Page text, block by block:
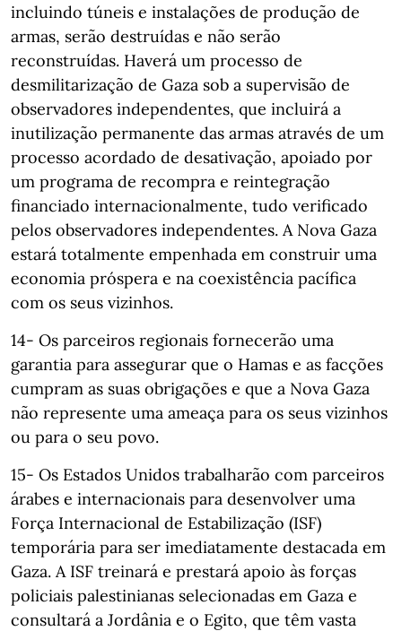
incluindo túneis e instalações de produção de
armas, serão destruídas e não serão
reconstruídas. Haverá um processo de
desmilitarização de Gaza sob a supervisão de
observadores independentes, que incluirá a
inutilização permanente das armas através de um
processo acordado de desativação, apoiado por
um programa de recompra e reintegração
financiado internacionalmente, tudo verificado
pelos observadores independentes. A Nova Gaza
estará totalmente empenhada em construir uma
economia próspera e na coexistência pacífica
com os seus vizinhos.
14- Os parceiros regionais fornecerão uma
garantia para assegurar que o Hamas e as facções
cumpram as suas obrigações e que a Nova Gaza
não represente uma ameaça para os seus vizinhos
ou para o seu povo.
15- Os Estados Unidos trabalharão com parceiros
árabes e internacionais para desenvolver uma
Força Internacional de Estabilização (ISF)
temporária para ser imediatamente destacada em
Gaza. A ISF treinará e prestará apoio às forças
policiais palestinianas selecionadas em Gaza e
consultará a Jordânia e o Egito, que têm vasta